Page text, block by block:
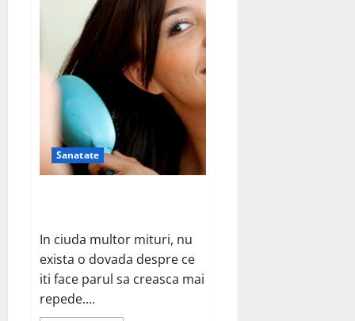
Sanatate
In ciuda multor mituri, nu
exista o dovada despre ce
iti face parul sa creasca mai
repede....